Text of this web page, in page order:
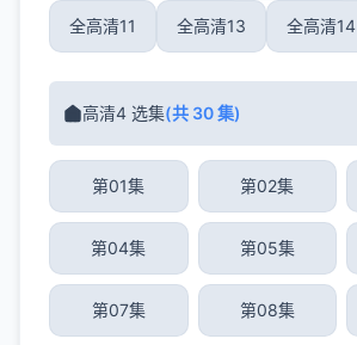
全高清11 全高清13 全高清14
高清4 选集(共 30 集)
第01集 第02集
第04集 第05集
第07集 第08集